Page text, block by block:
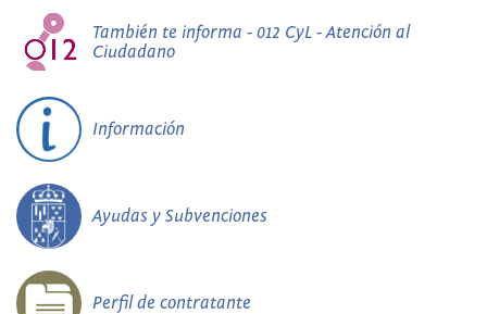
También te informa - 012 CyL - Atención al
Ciudadano
Información
Ayudas y Subvenciones
Perfil de contratante